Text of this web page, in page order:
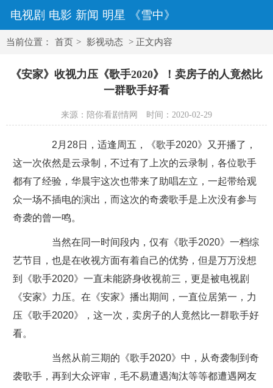
电视剧 电影 新闻 明星 《雪中》
当前位置： 首页 > 影视动态 > 正文内容
《安家》收视力压《歌手2020》！卖房子的人竟然比
一群歌手好看
来源：陪你看剧情网 时间：2020-02-29
2月28日，适逢周五，《歌手2020》又开播了，
这一次依然是云录制，不过有了上次的云录制，各位歌手
都有了经验，华晨宇这次也带来了助唱左立，一起带给观
众一场不插电的演出，而这次的奇袭歌手是上次没有参与
奇袭的曾一鸣。
当然在同一时间段内，仅有《歌手2020》一档综
艺节目，也是在收视方面有着自己的优势，但是万万没想
到《歌手2020》一直未能跻身收视前三，更是被电视剧
《安家》力压。在《安家》播出期间，一直位居第一，力
压《歌手2020》，这一次，卖房子的人竟然比一群歌手好
看。
当然从前三期的《歌手2020》中，从奇袭制到奇
袭歌手，再到大众评审，毛不易遭遇淘汰等等都遭遇网友